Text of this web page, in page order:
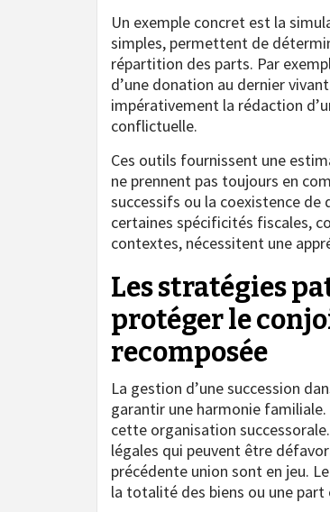
Un exemple concret est la
simples, permettent de
répartition des parts. Par
d’une donation au dernier
impérativement la rédaction
conflictuelle.
Ces outils fournissent une
ne prennent pas toujours en
successifs ou la coexistence
certaines spécificités fiscales,
contextes, nécessitent une
Les stratégies
protéger le
recomposée
La gestion d’une succession
garantir une harmonie
cette organisation
légales qui peuvent être
précédente union sont en jeu.
la totalité des biens ou une